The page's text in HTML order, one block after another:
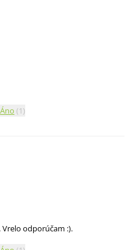
Áno (1)
Vrelo odporúčam :).